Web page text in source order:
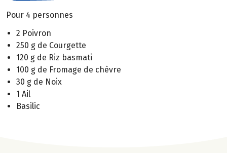
Pour 4 personnes
2 Poivron
250 g de Courgette
120 g de Riz basmati
100 g de Fromage de chèvre
30 g de Noix
1 Ail
Basilic